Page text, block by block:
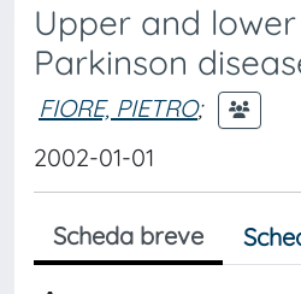
Upper and
Parkinson
FIORE, PIETRO;
2002-01-01
Scheda breve